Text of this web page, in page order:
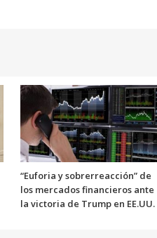
“Euforia y sobrerreacción” de
los mercados financieros ante
la victoria de Trump en EE.UU.